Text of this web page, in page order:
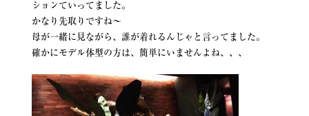
ションていってました。
かなり先取りですね〜
母が一緒に見ながら、誰が着れるんじゃと言ってました。
確かにモデル体型の方は、簡単にいませんよね、、、